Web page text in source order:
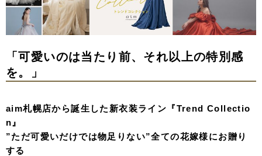
「可愛いのは当たり前、それ以上の特別感
を。」
aim札幌店から誕生した新衣装ライン『Trend Collectio
n』
”ただ可愛いだけでは物足りない”全ての花嫁様にお贈り
する